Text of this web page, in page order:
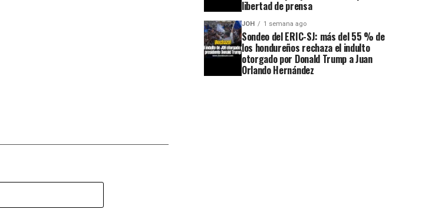
libertad de prensa
JOH 1 semana ago
Sondeo del ERIC-SJ: más del 55 % de
los hondureños rechaza el indulto
otorgado por Donald Trump a Juan
Orlando Hernández